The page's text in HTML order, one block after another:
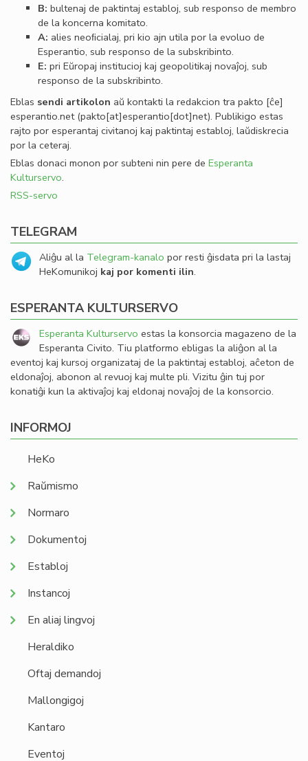
B: bultenaj de paktintaj establoj, sub responso de membro
de la koncerna komitato.
A: alies neoﬁcialaj, pri kio ajn utila por la evoluo de
Esperantio, sub responso de la subskribinto.
E: pri Eŭropaj institucioj kaj geopolitikaj novaĵoj, sub
responso de la subskribinto.
Eblas sendi artikolon aŭ kontakti la redakcion tra pakto [ĉe]
esperantio.net(pakto[at]esperantio[dot]net). Publikigo estas
rajto por esperantaj civitanoj kaj paktintaj establoj, laŭdiskrecia
por la ceteraj.
Eblas donaci monon por subteni nin pere de Esperanta
Kulturservo.
RSS-servo
TELEGRAM
Aliĝu al la Telegram-kanalo por resti ĝisdata pri la lastaj
HeKomunikoj kaj por komenti ilin.
ESPERANTA KULTURSERVO
Esperanta Kulturservo estas la konsorcia magazeno de la
Esperanta Civito. Tiu platformo ebligas la aliĝon al la
eventoj kaj kursoj organizataj de la paktintaj establoj, aĉeton de
eldonaĵoj, abonon al revuoj kaj multe pli. Vizitu ĝin tuj por
konatiĝi kun la aktivaĵoj kaj eldonaj novaĵoj de la konsorcio.
INFORMOJ
HeKo
Raŭmismo
Normaro
Dokumentoj
Establoj
Instancoj
En aliaj lingvoj
Heraldiko
Oftaj demandoj
Mallongigoj
Kantaro
Eventoj